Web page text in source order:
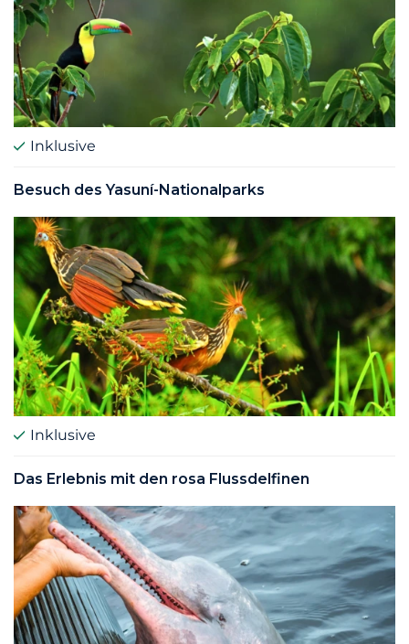
Inklusive
Besuch des Yasuní-Nationalparks
Inklusive
Das Erlebnis mit den rosa Flussdelfinen